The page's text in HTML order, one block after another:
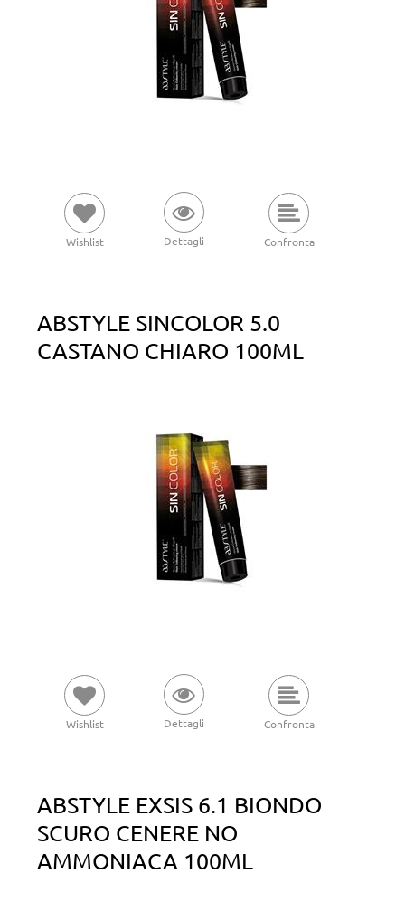
Wishlist Dettagli Confronta
ABSTYLE SINCOLOR 5.0
CASTANO CHIARO 100ML
Wishlist Dettagli Confronta
ABSTYLE EXSIS 6.1 BIONDO
SCURO CENERE NO
AMMONIACA 100ML